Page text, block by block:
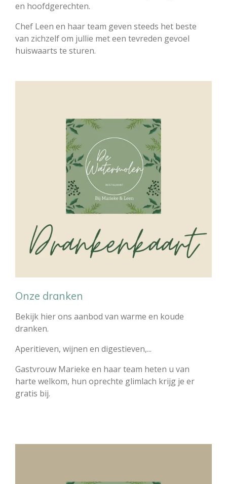
en hoofdgerechten.
Chef Leen en haar team geven steeds het beste
van zichzelf om jullie met een tevreden gevoel
huiswaarts te sturen.
Onze dranken
Bekijk hier ons aanbod van warme en koude
dranken.
Aperitieven, wijnen en digestieven,...
Gastvrouw Marieke en haar team heten u van
harte welkom, hun oprechte glimlach krijg je er
gratis bij.